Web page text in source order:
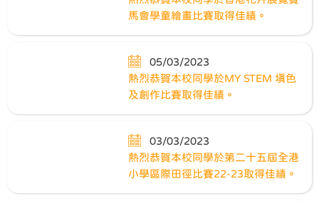
馬會學童繪畫比賽取得佳績。
05/03/2023
熱烈恭賀本校同學於MY STEM 填色
及創作比賽取得佳績。
03/03/2023
熱烈恭賀本校同學於第二十五屆全港
小學區際田徑比賽22-23取得佳績。